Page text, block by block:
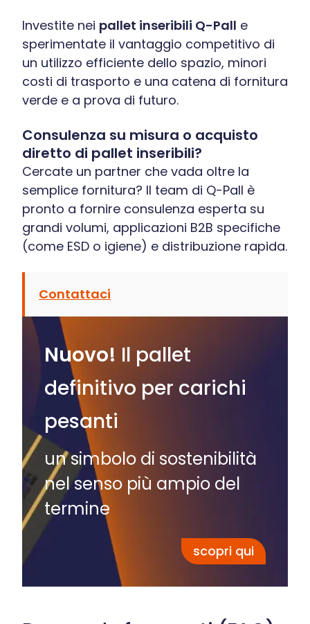
Investite nei pallet inseribili Q-Pall e
sperimentate il vantaggio competitivo di
un utilizzo efficiente dello spazio, minori
costi di trasporto e una catena di fornitura
verde e a prova di futuro.
Consulenza su misura o acquisto
diretto di pallet inseribili?
Cercate un partner che vada oltre la
semplice fornitura? Il team di Q-Pall è
pronto a fornire consulenza esperta su
grandi volumi, applicazioni B2B specifiche
(come ESD o igiene) e distribuzione rapida.
Contattaci
Nuovo! Il pallet
definitivo per carichi
pesanti
un simbolo di sostenibilità
nel senso più ampio del
termine
scopri qui